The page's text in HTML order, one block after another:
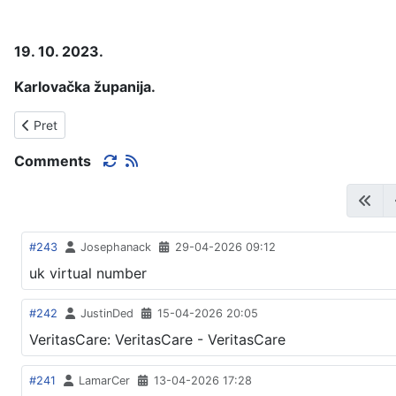
19. 10. 2023.
Karlovačka županija.
Prethodni članak: O VRTIĆU, PLAĆAMA, ISPRIKAMA.
Pret
Comments
#243 Josephanack 29-04-2026 09:12
uk virtual number
#242 JustinDed 15-04-2026 20:05
VeritasCare: VeritasCare - VeritasCare
#241 LamarCer 13-04-2026 17:28